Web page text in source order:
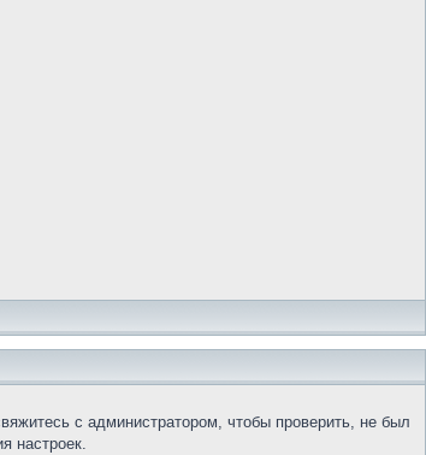
с администратором, чтобы проверить, не был
настроек.